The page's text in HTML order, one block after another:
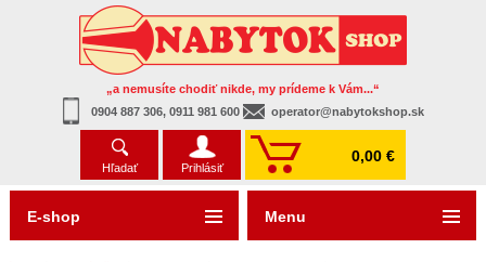
„a nemusíte chodiť nikde, my prídeme k Vám...“
0904 887 306, 0911 981 600
operator@nabytokshop.sk
Hľadať Prihlásiť
0,00 €
E-shop Menu